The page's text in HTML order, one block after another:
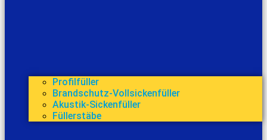
Profilfüller
Brandschutz-Vollsickenfüller
Akustik-Sickenfüller
Füllerstäbe